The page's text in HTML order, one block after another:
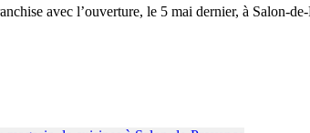
avec l’ouverture, le 5 mai dernier, à Salon-